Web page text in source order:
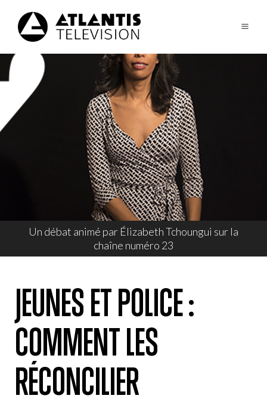
Un débat animé par Élizabeth Tchoungui sur la
chaîne numéro 23
JEUNES ET POLICE :
COMMENT LES
RÉCONCILIER